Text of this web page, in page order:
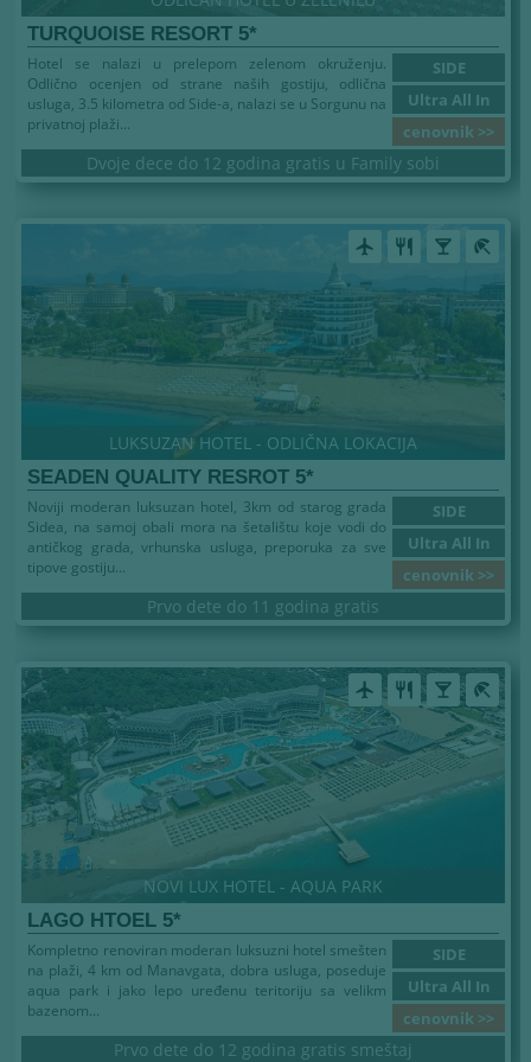
TURQUOISE RESORT 5*
SIDE
Ultra All In
cenovnik >>
Hotel se nalazi u prelepom zelenom okruženju.
Odlično ocenjen od strane naših gostiju, odlična
usluga, 3.5 kilometra od Side-a, nalazi se u Sorgunu na
privatnoj plaži...
Dvoje dece do 12 godina gratis u Family sobi
airplanemode_active restaurant local_bar beach_access
LUKSUZAN HOTEL - ODLIČNA LOKACIJA
SEADEN QUALITY RESROT 5*
SIDE
Ultra All In
cenovnik >>
Noviji moderan luksuzan hotel, 3km od starog grada
Sidea, na samoj obali mora na šetalištu koje vodi do
antičkog grada, vrhunska usluga, preporuka za sve
tipove gostiju...
Prvo dete do 11 godina gratis
airplanemode_active restaurant local_bar beach_access
NOVI LUX HOTEL - AQUA PARK
LAGO HTOEL 5*
SIDE
Ultra All In
cenovnik >>
Kompletno renoviran moderan luksuzni hotel smešten
na plaži, 4 km od Manavgata, dobra usluga, poseduje
aqua park i jako lepo uređenu teritoriju sa velikm
bazenom...
Prvo dete do 12 godina gratis smeštaj